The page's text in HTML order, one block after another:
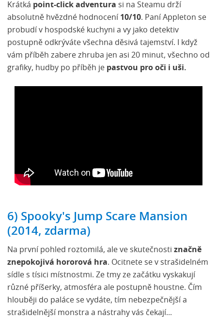
Krátká point-click adventura si na Steamu drží
absolutně hvězdné hodnocení 10/10. Paní Appleton se
probudí v hospodské kuchyni a vy jako detektiv
postupně odkrýváte všechna děsivá tajemství. I když
vám příběh zabere zhruba jen asi 20 minut, všechno od
grafiky, hudby po příběh je pastvou pro oči i uši.
6) Spooky's Jump Scare Mansion
(2014, zdarma)
Na první pohled roztomilá, ale ve skutečnosti značně
znepokojivá hororová hra. Ocitnete se v strašidelném
sídle s tísici místnostmi. Ze tmy ze začátku vyskakují
různé příšerky, atmosféra ale postupně houstne. Čím
hlouběji do paláce se vydáte, tím nebezpečnější a
strašidelnější monstra a nástrahy vás čekají...